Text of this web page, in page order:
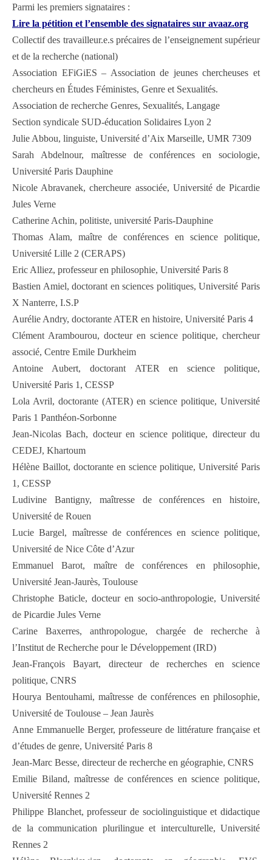
Parmi les premiers signataires :
Lire la pétition et l’ensemble des signataires sur avaaz.org
Collectif des travailleur.e.s précaires de l’enseignement supérieur
et de la recherche (national)
Association EFiGiES – Association de jeunes chercheuses et
chercheurs en Études Féministes, Genre et Sexualités.
Association de recherche Genres, Sexualités, Langage
Section syndicale SUD-éducation Solidaires Lyon 2
Julie Abbou, linguiste, Université d’Aix Marseille, UMR 7309
Sarah Abdelnour, maîtresse de conférences en sociologie,
Université Paris Dauphine
Nicole Abravanek, chercheure associée, Université de Picardie
Jules Verne
Catherine Achin, politiste, université Paris-Dauphine
Thomas Alam, maître de conférences en science politique,
Université Lille 2 (CERAPS)
Eric Alliez, professeur en philosophie, Université Paris 8
Bastien Amiel, doctorant en sciences politiques, Université Paris
X Nanterre, I.S.P
Aurélie Andry, doctorante ATER en histoire, Université Paris 4
Clément Arambourou, docteur en science politique, chercheur
associé, Centre Emile Durkheim
Antoine Aubert, doctorant ATER en science politique,
Université Paris 1, CESSP
Lola Avril, doctorante (ATER) en science politique, Université
Paris 1 Panthéon-Sorbonne
Jean-Nicolas Bach, docteur en science politique, directeur du
CEDEJ, Khartoum
Hélène Baillot, doctorante en science politique, Université Paris
1, CESSP
Ludivine Bantigny, maîtresse de conférences en histoire,
Université de Rouen
Lucie Bargel, maîtresse de conférences en science politique,
Université de Nice Côte d’Azur
Emmanuel Barot, maître de conférences en philosophie,
Université Jean-Jaurès, Toulouse
Christophe Baticle, docteur en socio-anthropologie, Université
de Picardie Jules Verne
Carine Baxerres, anthropologue, chargée de recherche à
l’Institut de Recherche pour le Développement (IRD)
Jean-François Bayart, directeur de recherches en science
politique, CNRS
Hourya Bentouhami, maîtresse de conférences en philosophie,
Université de Toulouse – Jean Jaurès
Anne Emmanuelle Berger, professeure de littérature française et
d’études de genre, Université Paris 8
Jean-Marc Besse, directeur de recherche en géographie, CNRS
Emilie Biland, maîtresse de conférences en science politique,
Université Rennes 2
Philippe Blanchet, professeur de sociolinguistique et didactique
de la communication plurilingue et interculturelle, Université
Rennes 2